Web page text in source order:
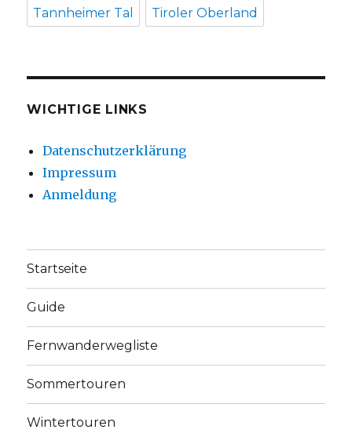
Tannheimer Tal Tiroler Oberland
WICHTIGE LINKS
Datenschutzerklärung
Impressum
Anmeldung
Startseite
Guide
Fernwanderwegliste
Sommertouren
Wintertouren